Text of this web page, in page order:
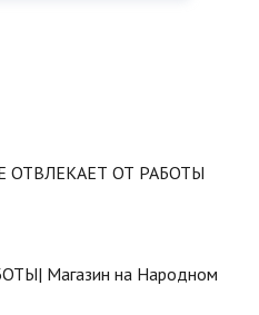
ОТВЛЕКАЕТ ОТ РАБОТЫ
Магазин на Народном